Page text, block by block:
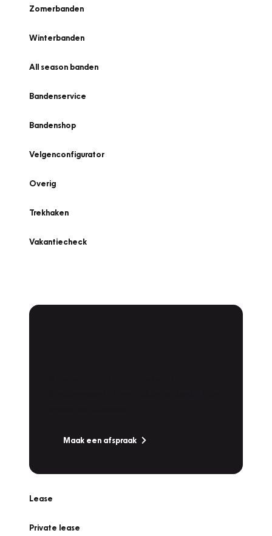
Zomerbanden
Winterbanden
All season banden
Bandenservice
Bandenshop
Velgenconfigurator
Overig
Trekhaken
Vakantiecheck
Maak een afspraak
Lease
Private lease